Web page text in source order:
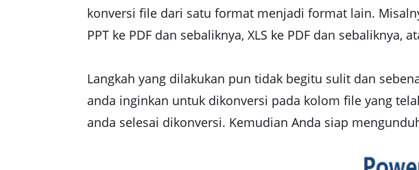
konversi file dari satu format menjadi format lain.
PPT ke PDF dan sebaliknya, XLS ke PDF dan sebaliknya,
Langkah yang dilakukan pun tidak begitu sulit dan
anda inginkan untuk dikonversi pada kolom file yang
anda selesai dikonversi. Kemudian Anda siap